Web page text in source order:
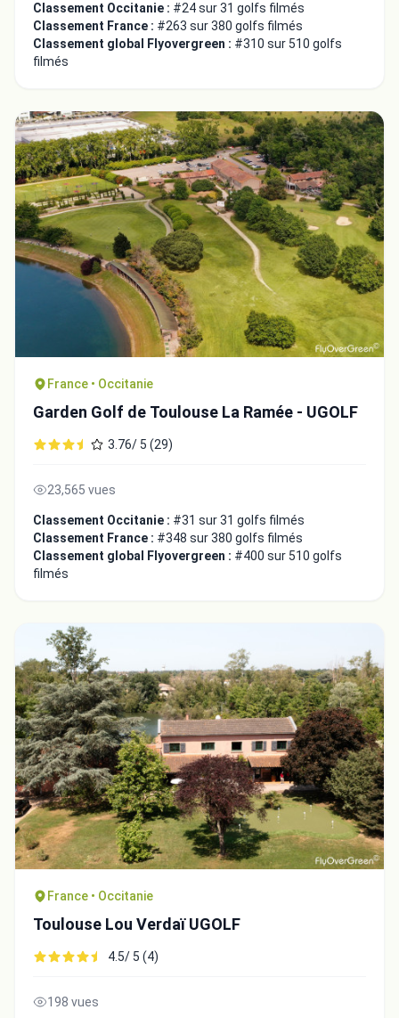
Classement Occitanie : #24 sur 31 golfs filmés
Classement France : #263 sur 380 golfs filmés
Classement global Flyovergreen : #310 sur 510 golfs
filmés
France • Occitanie
Garden Golf de Toulouse La Ramée - UGOLF
3.76/ 5 (29)
23,565 vues
Classement Occitanie : #31 sur 31 golfs filmés
Classement France : #348 sur 380 golfs filmés
Classement global Flyovergreen : #400 sur 510 golfs
filmés
France • Occitanie
Toulouse Lou Verdaï UGOLF
4.5/ 5 (4)
198 vues